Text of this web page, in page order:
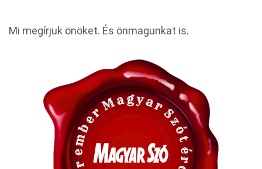
Mi megírjuk önöket. És önmagunkat is.